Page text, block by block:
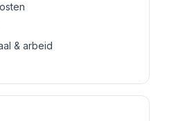
& arbeid